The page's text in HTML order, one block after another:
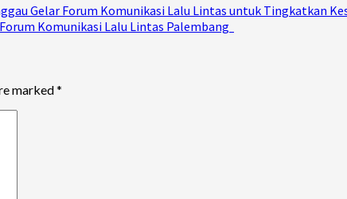
Gelar Forum Komunikasi Lalu Lintas untuk Tingkatkan
Komunikasi Lalu Lintas Palembang
marked*